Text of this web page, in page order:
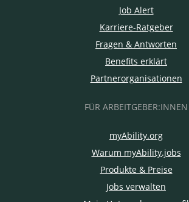
Job Alert
Karriere-Ratgeber
Fragen & Antworten
Benefits erklärt
Partnerorganisationen
FÜR ARBEITGEBER:INNEN
myAbility.org
Warum myAbility.jobs
Produkte & Preise
Jobs verwalten